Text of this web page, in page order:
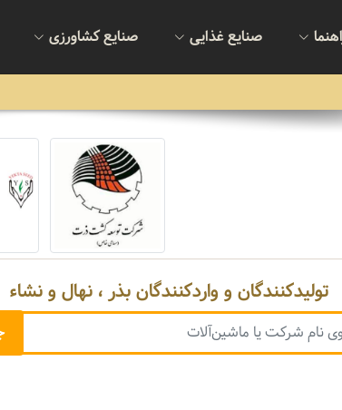
صنایع غذایی صنایع کشاورزی
تولیدکنندگان و واردکنندگان بذر ، نهال و نشاء